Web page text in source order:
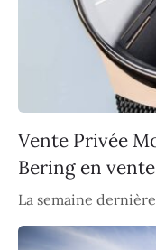
Vente Privée
Bering en
La semaine dernière